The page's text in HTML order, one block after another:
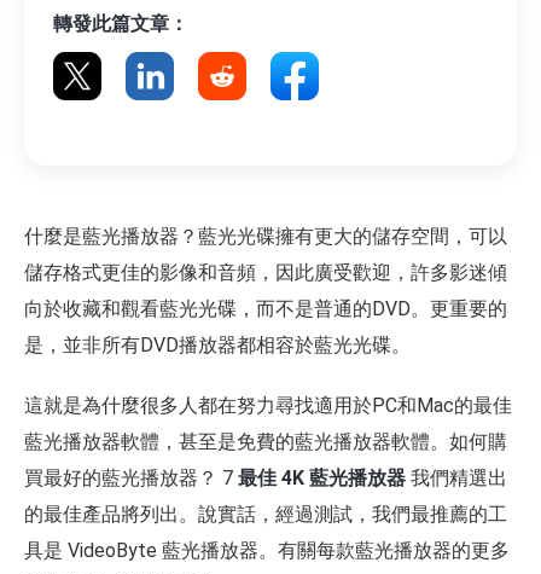
轉發此篇文章：
什麼是藍光播放器？藍光光碟擁有更大的儲存空間，可以
儲存格式更佳的影像和音頻，因此廣受歡迎，許多影迷傾
向於收藏和觀看藍光光碟，而不是普通的DVD。更重要的
是，並非所有DVD播放器都相容於藍光光碟。
這就是為什麼很多人都在努力尋找適用於PC和Mac的最佳
藍光播放器軟體，甚至是免費的藍光播放器軟體。如何購
買最好的藍光播放器？ 7 最佳 4K 藍光播放器 我們精選出
的最佳產品將列出。說實話，經過測試，我們最推薦的工
具是 VideoByte 藍光播放器。有關每款藍光播放器的更多